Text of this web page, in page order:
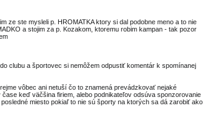
ze ste mysleli p. HROMATKA ktory si dal podobne meno a to nie
a stojim za p. Kozakom, ktoremu robim kampan - tak pozor
clubu a športovec si nemôžem odpustiť komentár k spomínanej
vôbec ani netuší čo to znamená prevádzkovať nejaké
čase keď väčšina firiem, alebo podnikateľov odsúva sponzorovanie
miesto pokiaľ to nie sú športy na ktorých sa dá zarobiť ako